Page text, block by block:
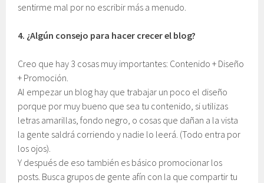
sentirme mal por no escribir más a menudo.
4. ¿Algún consejo para hacer crecer el blog?
Creo que hay 3 cosas muy importantes: Contenido + Diseño
+ Promoción.
Al empezar un blog hay que trabajar un poco el diseño
porque por muy bueno que sea tu contenido, si utilizas
letras amarillas, fondo negro, o cosas que dañan a la vista
la gente saldrá corriendo y nadie lo leerá. (Todo entra por
los ojos).
Y después de eso también es básico promocionar los
posts. Busca grupos de gente afín con la que compartir tu